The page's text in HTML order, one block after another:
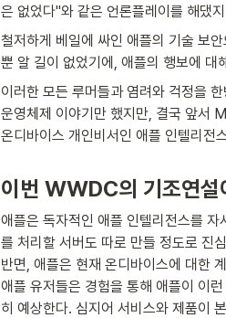
은 없었다"와 같은 언론플레이를 해댔
철저하게 베일에 싸인 애플의 기술 보
뿐 알 길이 없었기에, 애플의 행보에 대
이러한 모든 루머들과 염려와 걱정을
운영체제 이야기만 했지만, 결국 앞서
온디바이스 개인비서인 애플 인텔리전
이번 WWDC의 기조연설
애플은 독자적인 애플 인텔리전스를
를 처리할 서버도 따로 만들 정도로 진
반면, 애플은 현재 온디바이스에 대한
애플 유저들은 경험을 통해 애플이 이
히 예상한다. 심지어 서비스와 제품이